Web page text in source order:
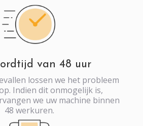
van 48 uur
lossen we het probleem
Indien dit onmogelijk is,
we uw machine binnen
48 werkuren.